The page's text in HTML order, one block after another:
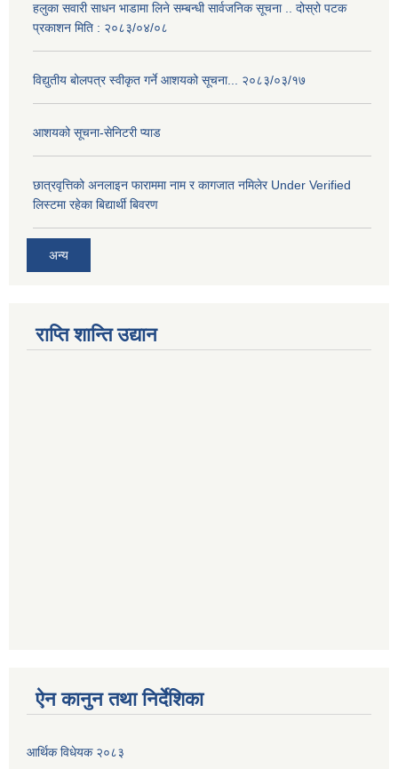
हलुका सवारी साधन भाडामा लिने सम्बन्धी सार्वजनिक सूचना .. दोस्रो पटक
प्रकाशन मिति : २०८३/०४/०८
विद्युतीय बोलपत्र स्वीकृत गर्ने आशयको सूचना... २०८३/०३/१७
आशयको सूचना-सेनिटरी प्याड
छात्रवृत्तिको अनलाइन फाराममा नाम र कागजात नमिलेर Under Verified
लिस्टमा रहेका बिद्यार्थी बिवरण
अन्य
राप्ति शान्ति उद्यान
ऐन कानुन तथा निर्देशिका
आर्थिक विधेयक २०८३